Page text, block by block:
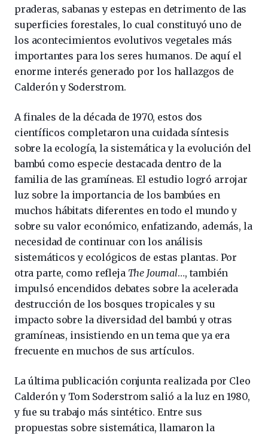
praderas, sabanas y estepas en detrimento de las
superficies forestales, lo cual constituyó uno de
los acontecimientos evolutivos vegetales más
importantes para los seres humanos. De aquí el
enorme interés generado por los hallazgos de
Calderón y Soderstrom.
A finales de la década de 1970, estos dos
científicos completaron una cuidada síntesis
sobre la ecología, la sistemática y la evolución del
bambú como especie destacada dentro de la
familia de las gramíneas. El estudio logró arrojar
luz sobre la importancia de los bambúes en
muchos hábitats diferentes en todo el mundo y
sobre su valor económico, enfatizando, además, la
necesidad de continuar con los análisis
sistemáticos y ecológicos de estas plantas. Por
otra parte, como refleja The Journal…, también
impulsó encendidos debates sobre la acelerada
destrucción de los bosques tropicales y su
impacto sobre la diversidad del bambú y otras
gramíneas, insistiendo en un tema que ya era
frecuente en muchos de sus artículos.
La última publicación conjunta realizada por Cleo
Calderón y Tom Soderstrom salió a la luz en 1980,
y fue su trabajo más sintético. Entre sus
propuestas sobre sistemática, llamaron la